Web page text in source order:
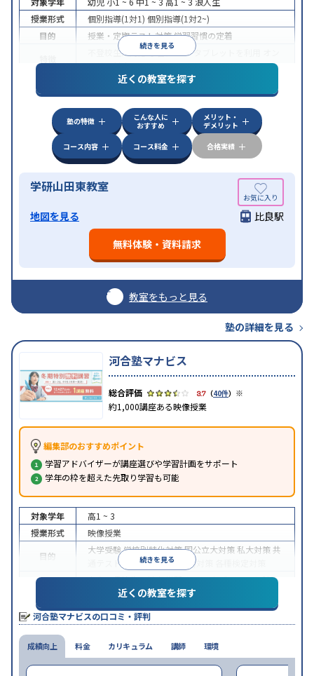
続きを見る
授業形式
個別指導(1対1) 個別指導(1対2~)
目的
授業・定期テスト対策学習習慣の定着
不登校生に対応学習にPC・タブレットを利用
ライン対応
近くの教室を探す
塾の特徴
こんな人に
おすすめ
メリット・
デメリット
コース内容
コース料金 合格実績
学研山田東教室
地図を見る
比良駅
無料体験・資料請求
教室をもっと見る
塾の詳細を見る
河合塾マナビス
3.7 （40件） ※
約1,000講座ある映像授業
編集部のおすすめポイント
学習アドバイザーが講座選びや学習計画をサポート
学年の枠を超えた先取り学習も可能
続きを見る
対象学年
高1 ~ 3
授業形式
映像授業
目的
大学受験学校別特化対策国公立大対策 私大対策共
通テスト対策
英検(英語検定)対策
中高一貫校生に対応学習にPC・タブレットを利用
1科目から受講可能季節講習のみの受講可
※2024年6月調査。大学受験塾・予備校のアンケート調査方法を参照
近くの教室を探す
河合塾マナビスの口コミ・評判
成績向上 料金 カリキュラム 講師 環境